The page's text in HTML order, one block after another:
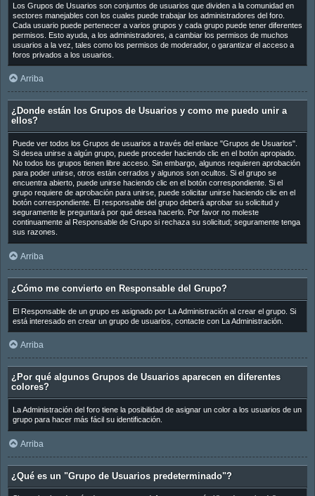
Los Grupos de Usuarios son conjuntos de usuarios que dividen a la comunidad en
sectores manejables con los cuales puede trabajar los administradores del foro.
Cada usuario puede pertenecer a varios grupos y cada grupo puede tener diferentes
permisos. Esto ayuda, a los administradores, a cambiar los permisos de muchos
usuarios a la vez, tales como los permisos de moderador, o garantizar el acceso a
foros privados a los usuarios.
Arriba
¿Donde están los Grupos de Usuarios y como me puedo unir a
ellos?
Puede ver todos los Grupos de usuarios a través del enlace "Grupos de Usuarios".
Si desea unirse a algún grupo, puede proceder haciendo clic en el botón apropiado.
No todos los grupos tienen libre acceso. Sin embargo, algunos requieren aprobación
para poder unirse, otros están cerrados y algunos son ocultos. Si el grupo se
encuentra abierto, puede unirse haciendo clic en el botón correspondiente. Si el
grupo requiere de aprobación para unirse, puede solicitar unirse haciendo clic en el
botón correspondiente. El responsable del grupo deberá aprobar su solicitud y
seguramente le preguntará por qué desea hacerlo. Por favor no moleste
continuamente al Responsable de Grupo si rechaza su solicitud; seguramente tenga
sus razones.
Arriba
¿Cómo me convierto en Responsable del Grupo?
El Responsable de un grupo es asignado por La Administración al crear el grupo. Si
está interesado en crear un grupo de usuarios, contacte con La Administración.
Arriba
¿Por qué algunos Grupos de Usuarios aparecen en diferentes
colores?
La Administración del foro tiene la posibilidad de asignar un color a los usuarios de un
grupo para hacer más fácil su identificación.
Arriba
¿Qué es un "Grupo de Usuarios predeterminado"?